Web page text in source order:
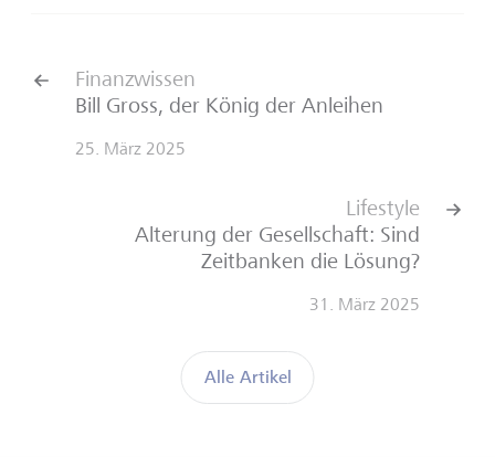
Finanzwissen
Bill Gross, der König der Anleihen
25. März 2025
Alle Artikel
Lifestyle
Alterung der Gesellschaft: Sind
Zeitbanken die Lösung?
31. März 2025